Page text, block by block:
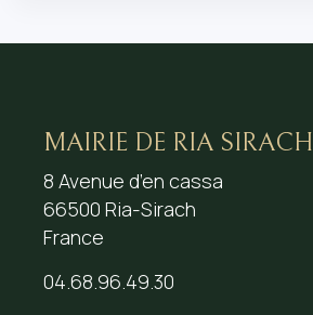
MAIRIE DE RIA SIRACH
8 Avenue d’en cassa
66500 Ria-Sirach
France
04.68.96.49.30